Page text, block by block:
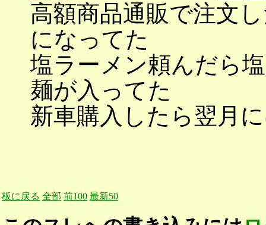
高額商品通販で注文
になってた
塩ラーメン頼んだら
麺が入ってた
新車購入したら翌月
板に戻る 全部 前100 最新50